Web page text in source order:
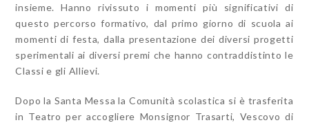
insieme. Hanno rivissuto i momenti più significativi di
questo percorso formativo, dal primo giorno di scuola ai
momenti di festa, dalla presentazione dei diversi progetti
sperimentali ai diversi premi che hanno contraddistinto le
Classi e gli Allievi.
Dopo la Santa Messa la Comunità scolastica si è trasferita
in Teatro per accogliere Monsignor Trasarti, Vescovo di